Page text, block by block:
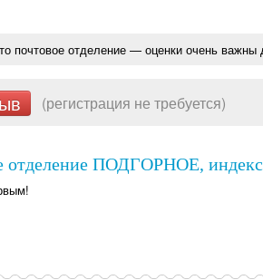
почтовое отделение — оценки очень важны
(регистрация не требуется)
отделение ПОДГОРНОЕ,